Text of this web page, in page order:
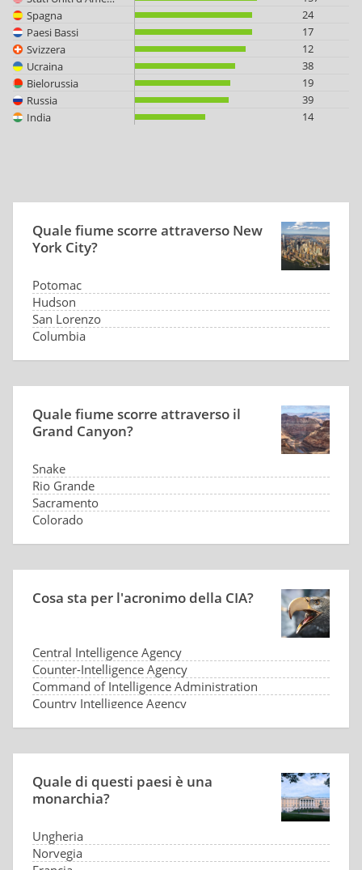
Spagna
24
Paesi Bassi
17
Svizzera
12
Ucraina
38
Bielorussia
19
Russia
39
India
14
Quale fiume scorre attraverso New
York City?
Potomac
Hudson
San Lorenzo
Columbia
Quale fiume scorre attraverso il
Grand Canyon?
Snake
Rio Grande
Sacramento
Colorado
Cosa sta per l'acronimo della CIA?
Central Intelligence Agency
Counter-Intelligence Agency
Command of Intelligence Administration
Country Intelligence Agency
Quale di questi paesi è una
monarchia?
Ungheria
Norvegia